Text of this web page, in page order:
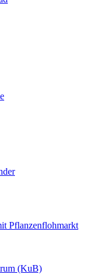
Pflanzenflohmarkt
(KuB)